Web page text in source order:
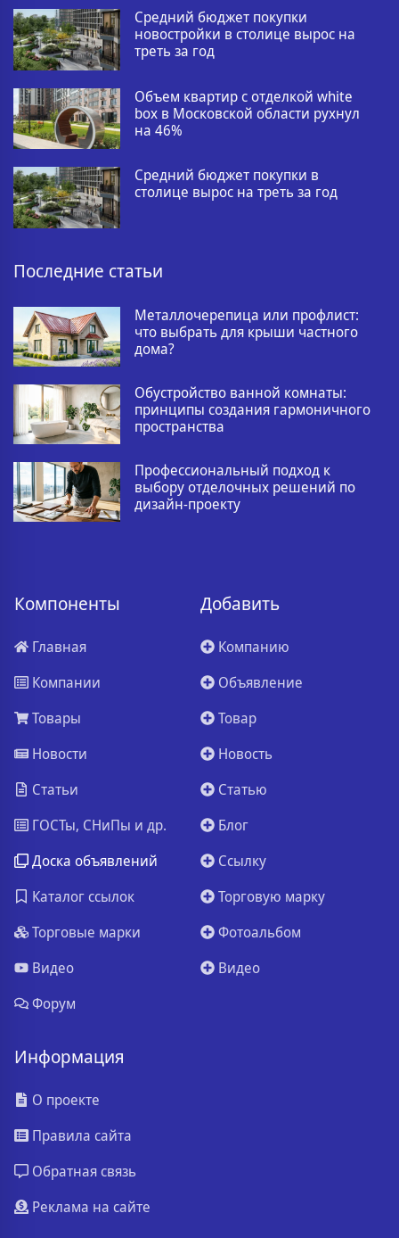
Средний бюджет покупки
новостройки в столице вырос на
треть за год
Объем квартир с отделкой white
box в Московской области рухнул
на 46%
Средний бюджет покупки в
столице вырос на треть за год
Последние статьи
Металлочерепица или профлист:
что выбрать для крыши частного
дома?
Обустройство ванной комнаты:
принципы создания гармоничного
пространства
Профессиональный подход к
выбору отделочных решений по
дизайн-проекту
Компоненты
Главная
Компании
Товары
Новости
Статьи
ГОСТы, СНиПы и др.
Доска объявлений
Каталог ссылок
Торговые марки
Видео
Форум
Добавить
Компанию
Объявление
Товар
Новость
Статью
Блог
Ссылку
Торговую марку
Фотоальбом
Видео
Информация
О проекте
Правила сайта
Обратная связь
Реклама на сайте